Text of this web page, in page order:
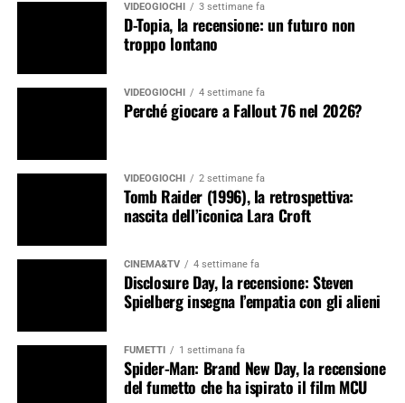
VIDEOGIOCHI 3 settimane fa
D-Topia, la recensione: un futuro non
troppo lontano
VIDEOGIOCHI 4 settimane fa
Perché giocare a Fallout 76 nel 2026?
VIDEOGIOCHI 2 settimane fa
Tomb Raider (1996), la retrospettiva:
nascita dell’iconica Lara Croft
CINEMA&TV 4 settimane fa
Disclosure Day, la recensione: Steven
Spielberg insegna l’empatia con gli alieni
FUMETTI 1 settimana fa
Spider-Man: Brand New Day, la recensione
del fumetto che ha ispirato il film MCU